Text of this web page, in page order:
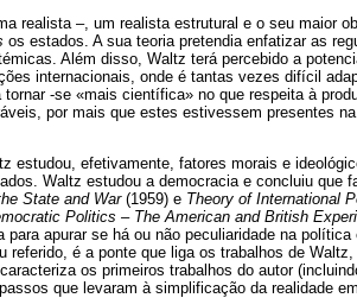
realista –, um realista estrutural e o seu maior
os estados. A sua teoria pretendia enfatizar as
Além disso, Waltz terá percebido a
internacionais, onde é tantas vezes difícil
tornar -se «mais científica» no que respeita à
por mais que estes estivessem presentes
estudou, efetivamente, fatores morais e
Waltz estudou a democracia e concluiu que
State and War(1959) e Theory of International
Politics – The American and British
apurar se há ou não peculiaridade na
referido, é a ponte que liga os trabalhos de
os primeiros trabalhos do autor
que levaram à simplificação da realidade